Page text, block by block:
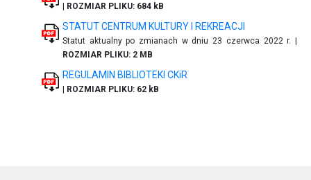
| ROZMIAR PLIKU: 684 kB
STATUT CENTRUM KULTURY I REKREACJI
Statut aktualny po zmianach w dniu 23 czerwca 2022 r. |
ROZMIAR PLIKU: 2 MB
REGULAMIN BIBLIOTEKI CKiR
| ROZMIAR PLIKU: 62 kB